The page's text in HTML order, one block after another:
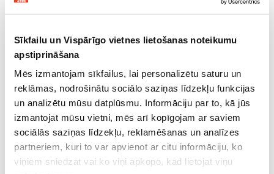
Sīkfailu un Vispārīgo vietnes lietošanas noteikumu
apstiprināšana
Mēs izmantojam sīkfailus, lai personalizētu saturu un
reklāmas, nodrošinātu sociālo saziņas līdzekļu funkcijas
un analizētu mūsu datplūsmu. Informāciju par to, kā jūs
izmantojat mūsu vietni, mēs arī kopīgojam ar saviem
sociālās saziņas līdzekļu, reklamēšanas un analīzes
partneriem, kuri to var apvienot ar citu informāciju, ko
viņiem sniedzat vai ko viņi apkopo, kad lietojat viņu